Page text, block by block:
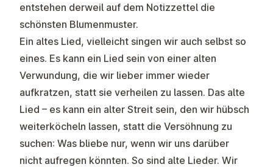
entstehen derweil auf dem Notizzettel die
schönsten Blumenmuster.
Ein altes Lied, vielleicht singen wir auch selbst so
eines. Es kann ein Lied sein von einer alten
Verwundung, die wir lieber immer wieder
aufkratzen, statt sie verheilen zu lassen. Das alte
Lied – es kann ein alter Streit sein, den wir hübsch
weiterköcheln lassen, statt die Versöhnung zu
suchen: Was bliebe nur, wenn wir uns darüber
nicht aufregen könnten. So sind alte Lieder. Wir